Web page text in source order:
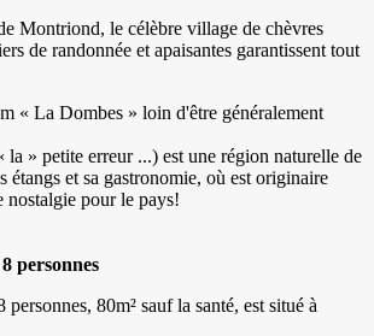
Montriond, le célèbre village de chèvres
de randonnée et apaisantes garantissent tout
« La Dombes » loin d'être généralement
» petite erreur ...) est une région naturelle de
étangs et sa gastronomie, où est originaire
pour le pays!
personnes
80m² sauf la santé, est situé à